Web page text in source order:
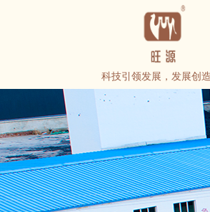
科技引领发展，发展创